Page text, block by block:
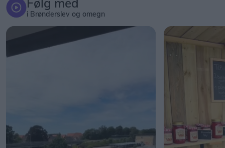
Følg med
i Brønderslev og omegn